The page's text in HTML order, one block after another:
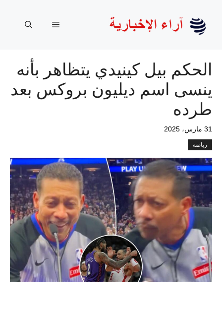
المحتوى
القائمة
الحكم بيل كينيدي يتظاهر بأنه
ينسى اسم ديليون بروكس بعد
طرده
31 مارس، 2025
رياضة